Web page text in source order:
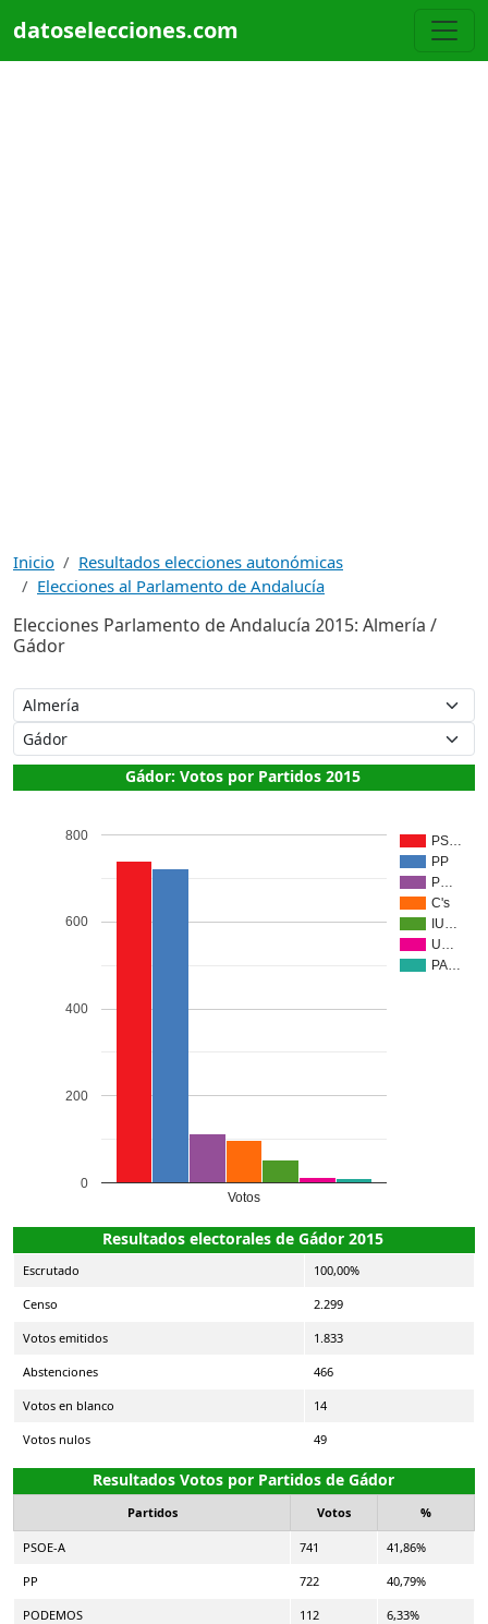
datoselecciones.com
Inicio
Resultados elecciones autonómicas
Elecciones al Parlamento de Andalucía
Elecciones Parlamento de Andalucía 2015: Almería /
Gádor
Gádor: Votos por Partidos 2015
PS…
PP
P…
C's
IU…
U…
PA…
Votos
0
200
400
600
800
Resultados electorales de Gádor 2015
Escrutado 100,00%
Censo 2.299
Votos emitidos 1.833
Abstenciones 466
Votos en blanco 14
Votos nulos 49
Resultados Votos por Partidos de Gádor
Partidos Votos %
PSOE-A 741 41,86%
PP 722 40,79%
PODEMOS 112 6,33%